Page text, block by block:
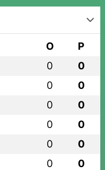
O P
0 0
0 0
0 0
0 0
0 0
0 0